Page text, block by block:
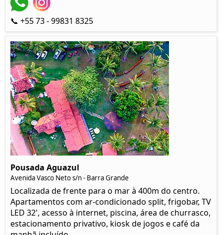
📞 +55 73 - 99831 8325
Pousada Aguazul
Avenida Vasco Neto s/n - Barra Grande
Localizada de frente para o mar à 400m do centro.
Apartamentos com ar-condicionado split, frigobar, TV
LED 32', acesso à internet, piscina, área de churrasco,
estacionamento privativo, kiosk de jogos e café da